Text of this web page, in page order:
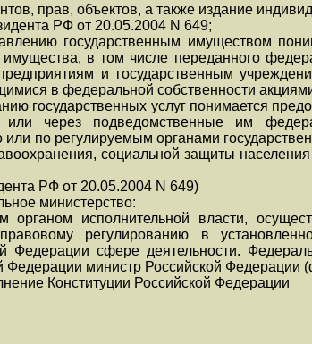
прав, объектов, а также издание
РФ от 20.05.2004 N 649;
государственным имуществом
в том числе переданного
и государственным
в федеральной собственности
государственных услуг понимается
или через подведомственные им
или по регулируемым органами
социальной защиты
РФ от 20.05.2004 N 649)
министерство:
органом исполнительной власти,
регулированию в
Федерации сфере деятельности.
Федерации министр Российской Федерации
Конституции Российской Федерации